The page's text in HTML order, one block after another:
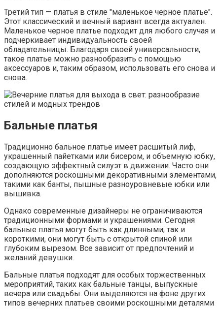
Третий тип — платья в стиле "маленькое черное платье".
Этот классический и вечный вариант всегда актуален.
Маленькое черное платье подходит для любого случая и
подчеркивает индивидуальность своей
обладательницы. Благодаря своей универсальности,
такое платье можно разнообразить с помощью
аксессуаров и, таким образом, использовать его снова и
снова.
Бальные платья
Традиционно бальное платье имеет расшитый лиф,
украшенный пайетками или бисером, и объемную юбку,
создающую эффектный силуэт в движении. Часто они
дополняются роскошными декоративными элементами,
такими как банты, пышные разноуровневые юбки или
вышивка.
Однако современные дизайнеры не ограничиваются
традиционными формами и украшениями. Сегодня
бальные платья могут быть как длинными, так и
короткими, они могут быть с открытой спиной или
глубоким вырезом. Все зависит от предпочтений и
желаний девушки.
Бальные платья подходят для особых торжественных
мероприятий, таких как бальные танцы, выпускные
вечера или свадьбы. Они выделяются на фоне других
типов вечерних платьев своими роскошными деталями